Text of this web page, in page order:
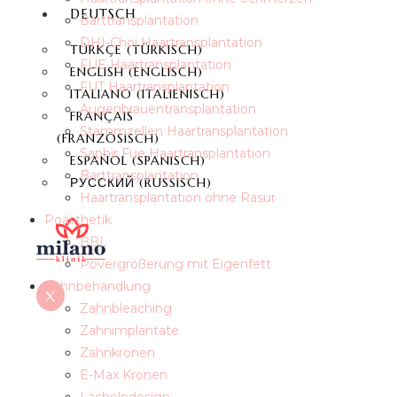
DEUTSCH
TÜRKÇE (TÜRKISCH)
ENGLISH(ENGLISCH)
ITALIANO(ITALIENISCH)
FRANÇAIS
(FRANZÖSISCH)
ESPAÑOL (SPANISCH)
РУССКИЙ(RUSSISCH)
X
Barttransplantation
DHI-Choi Haartransplantation
FUE Haartransplantation
FUT Haartransplantation
Augenbrauentransplantation
Stammzellen Haartransplantation
Saphir Fue Haartransplantation
Barttransplantation
Haartransplantation ohne Rasur
Poästhetik
BBL
Povergrößerung mit Eigenfett
Zahnbehandlung
Zahnbleaching
Zahnimplantate
Zahnkronen
E-Max Kronen